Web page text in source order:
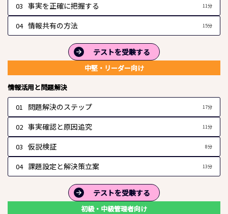
03 事実を正確に把握する 11分
04 情報共有の方法 15分
テストを受験する
中堅・リーダー向け
情報活用と問題解決
01 問題解決のステップ 17分
02 事実確認と原因追究 11分
03 仮説検証 8分
04 課題設定と解決策立案 13分
テストを受験する
初級・中級管理者向け